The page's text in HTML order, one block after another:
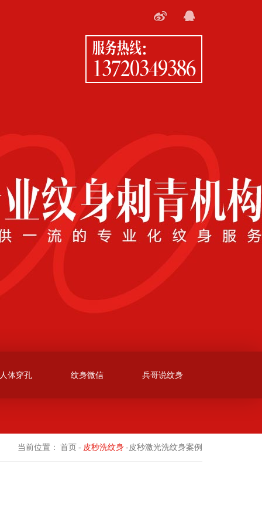
服务热线：
13720349386
人体穿孔 纹身微信 兵哥说纹身
当前位置： 首页- 皮秒洗纹身-皮秒激光洗纹身案例